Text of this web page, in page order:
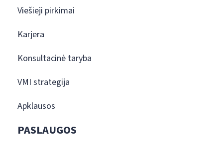
Viešieji pirkimai
Karjera
Konsultacinė taryba
VMI strategija
Apklausos
PASLAUGOS